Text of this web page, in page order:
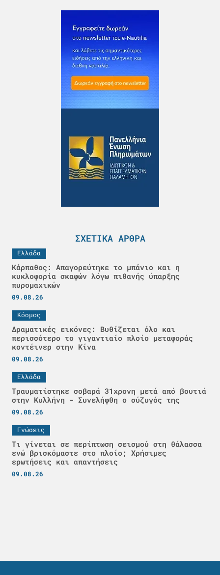
ΣΧΕΤΙΚΆ ΆΡΘΡΑ
Ελλάδα
Κάρπαθος: Απαγορεύτηκε το μπάνιο και η
κυκλοφορία σκαφών λόγω πιθανής ύπαρξης
πυρομαχικών
09.08.26
Κόσμος
Δραματικές εικόνες: Βυθίζεται όλο και
περισσότερο το γιγαντιαίο πλοίο μεταφοράς
κοντέινερ στην Κίνα
09.08.26
Ελλάδα
Τραυματίστηκε σοβαρά 31χρονη μετά από βουτιά
στην Κυλλήνη - Συνελήφθη ο σύζυγός της
09.08.26
Γνώσεις
Τι γίνεται σε περίπτωση σεισμού στη θάλασσα
ενώ βρισκόμαστε στο πλοίο; Χρήσιμες
ερωτήσεις και απαντήσεις
09.08.26